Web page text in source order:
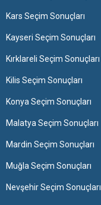
Kars Seçim Sonuçları
Kayseri Seçim Sonuçları
Kırklareli Seçim Sonuçları
Kilis Seçim Sonuçları
Konya Seçim Sonuçları
Malatya Seçim Sonuçları
Mardin Seçim Sonuçları
Muğla Seçim Sonuçları
Nevşehir Seçim Sonuçları